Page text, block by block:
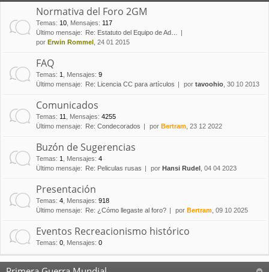
Normativa del Foro 2GM
Temas: 10 Mensajes: 117
Último mensaje:
Re: Estatuto del Equipo de Ad…
por Erwin Rommel , 24 01 2015
FAQ
Temas: 1 Mensajes: 9
Último mensaje:
Re: Licencia CC para artículos por tavoohio , 30 10 2013
Comunicados
Temas: 11 Mensajes: 4255
Último mensaje:
Re: Condecorados por Bertram , 23 12 2022
Buzón de Sugerencias
Temas: 1 Mensajes: 4
Último mensaje:
Re: Peliculas rusas por Hansi Rudel , 04 04 2023
Presentación
Temas: 4 Mensajes: 918
Último mensaje:
Re: ¿Cómo llegaste al foro? por Bertram , 09 10 2025
Eventos Recreacionismo histórico
Temas: 0 Mensajes: 0